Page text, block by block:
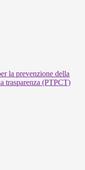
la prevenzione della
trasparenza (PTPCT)